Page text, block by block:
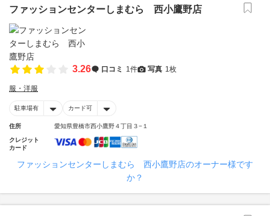
ファッションセンターしまむら 西小鷹野店
3.26 口コミ 1件 写真 1枚
服・洋服
駐車場有 カード可
住所 愛知県豊橋市西小鷹野４丁目３−１
クレジット
カード
ファッションセンターしまむら 西小鷹野店のオーナー様です
か？